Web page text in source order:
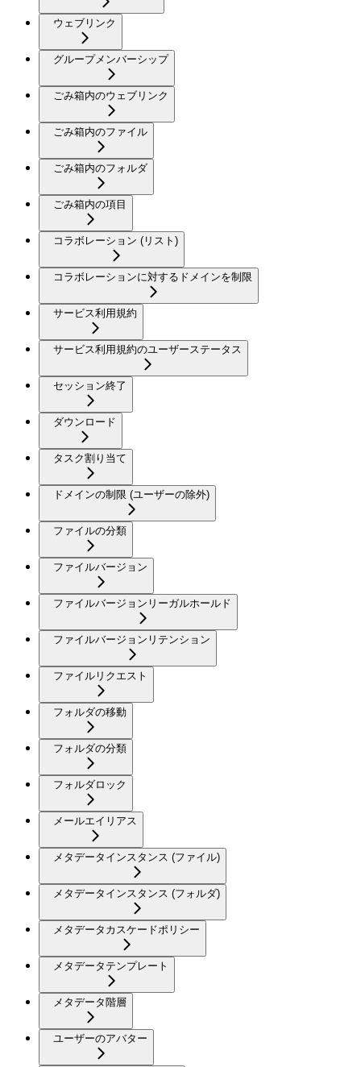
ウェブリンク
グループメンバーシップ
ごみ箱内のウェブリンク
ごみ箱内のファイル
ごみ箱内のフォルダ
ごみ箱内の項目
コラボレーション (リスト)
コラボレーションに対するドメインを制限
サービス利用規約
サービス利用規約のユーザーステータス
セッション終了
ダウンロード
タスク割り当て
ドメインの制限 (ユーザーの除外)
ファイルの分類
ファイルバージョン
ファイルバージョンリーガルホールド
ファイルバージョンリテンション
ファイルリクエスト
フォルダの移動
フォルダの分類
フォルダロック
メールエイリアス
メタデータインスタンス (ファイル)
メタデータインスタンス (フォルダ)
メタデータカスケードポリシー
メタデータテンプレート
メタデータ階層
ユーザーのアバター